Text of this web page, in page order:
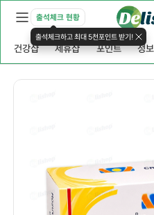
출석체크 현황
출석체크하고 최대 5천포인트 받기!
건강샵 제휴샵 포인트 정보